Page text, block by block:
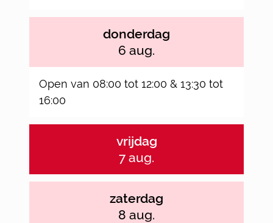
donderdag
6 aug.
Open van 08:00 tot 12:00 & 13:30 tot
16:00
vrijdag
7 aug.
zaterdag
8 aug.